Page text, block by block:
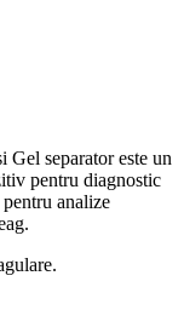
separator este un
pentru diagnostic
analize